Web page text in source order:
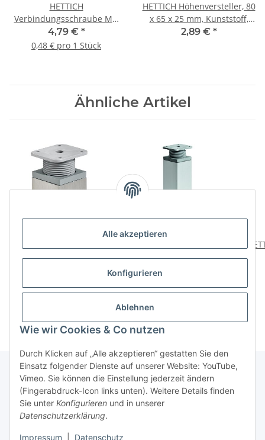
Alle akzeptieren
Konfigurieren
Ablehnen
Wie wir Cookies & Co nutzen
Durch Klicken auf „Alle akzeptieren“ gestatten Sie den
Einsatz folgender Dienste auf unserer Website: YouTube,
Vimeo. Sie können die Einstellung jederzeit ändern
(Fingerabdruck-Icon links unten). Weitere Details finden
Sie unter Konfigurieren und in unserer
Datenschutzerklärung.
Impressum Datenschutz
HETTICH
Verbindungsschraube M6,
29-40mm, weiß, 10 Stück
4,79 € *
0,48 € pro 1 Stück
HETTICH Höhenversteller, 80
x 65 x 25 mm, Kunststoff,
schwarz
2,89 € *
Ähnliche Artikel
inox 40 x 40 x 60mm
40 x 150 - 165mm
höhenverstellbar, Stahl,
4,59 €
Über uns